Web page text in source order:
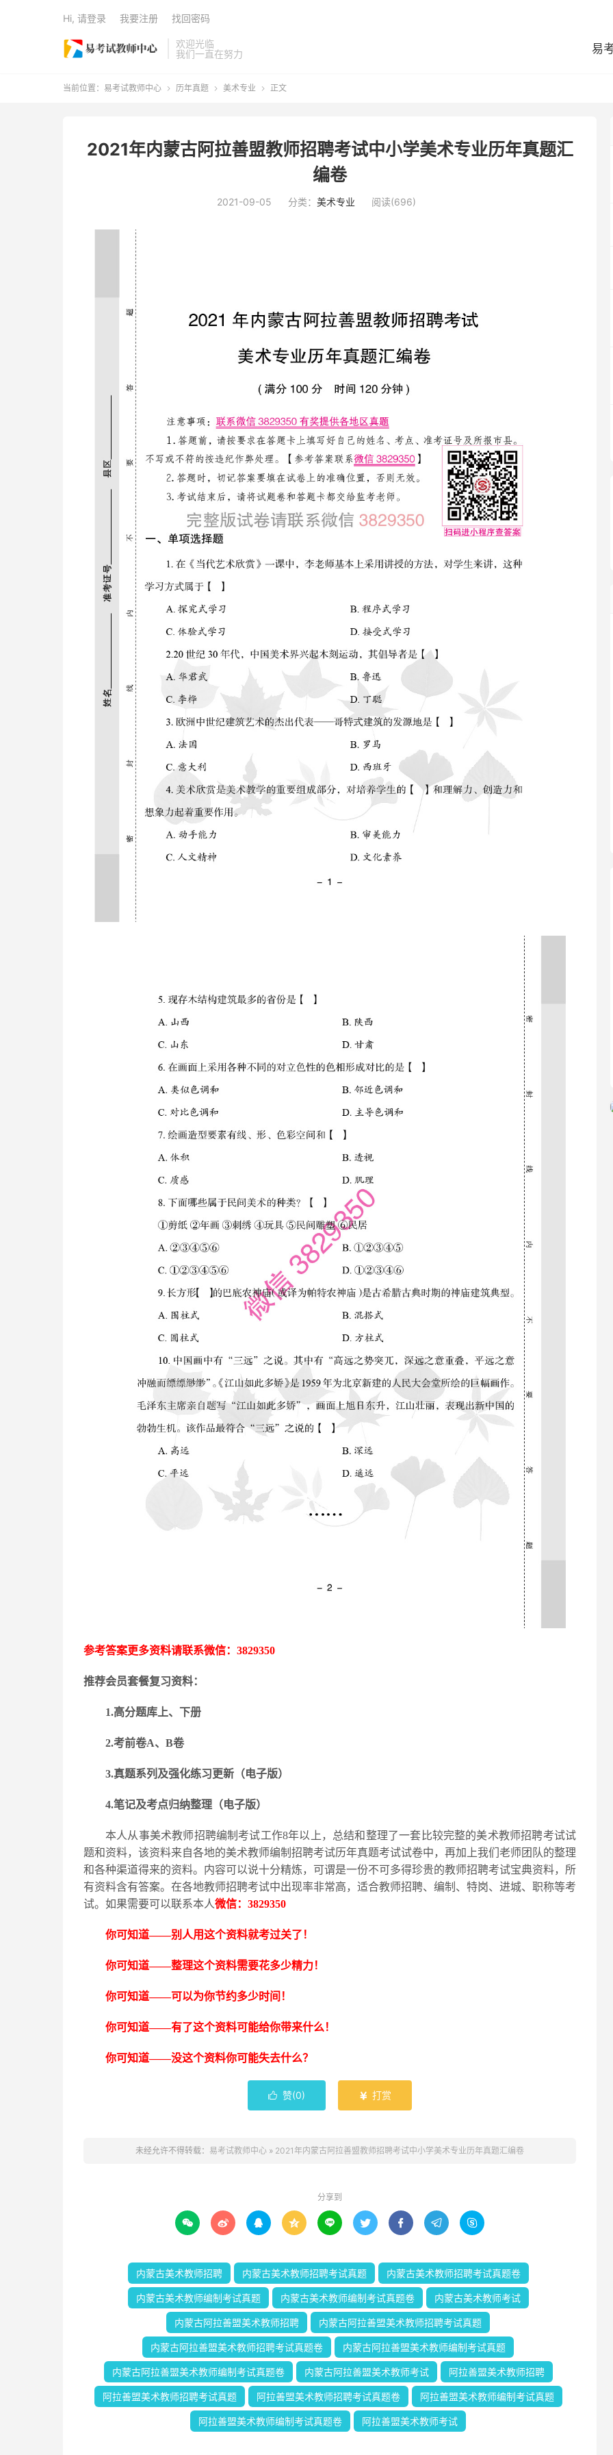
欢迎光临
我们一直在努力
易
Hi, 请登录 我要注册 找回密码
当前位置： 易考试教师中心  历年真题  美术专业  正文
2021年内蒙古阿拉善盟教师招聘考试中小学美术专业历年真题汇
编卷
2021-09-05 分类： 美术专业 阅读(696)
参考答案更多资料请联系微信： 3829350
推荐会员套餐复习资料：
1.高分题库上、下册
2.考前卷A、B卷
3.真题系列及强化练习更新 （电子版）
4.笔记及考点归纳整理（电子版）
本人从事美术教师招聘编制考试工作8年以上，总结和整理了一套比较完整的美术教师招聘考试试
题和资料，该资料来自各地的美术教师编制招聘考试历年真题考试试卷中，再加上我们老师团队的整理
和各种渠道得来的资料。内容可以说十分精炼，可谓是一份不可多得珍贵的教师招聘考试宝典资料，所
有资料含有答案。在各地教师招聘考试中出现率非常高，适合教师招聘、编制、特岗、进城、职称等考
试。如果需要可以联系本人微信： 3829350
你可知道——别人用这个资料就考过关了！
你可知道——整理这个资料需要花多少精力！
你可知道——可以为你节约多少时间！
你可知道——有了这个资料可能给你带来什么！
你可知道——没这个资料你可能失去什么？
 赞(0)  打赏
未经允许不得转载： 易考试教师中心 » 2021年内蒙古阿拉善盟教师招聘考试中小学美术专业历年真题汇编卷
分享到
        
内蒙古美术教师招聘 内蒙古美术教师招聘考试真题 内蒙古美术教师招聘考试真题卷
内蒙古美术教师编制考试真题 内蒙古美术教师编制考试真题卷 内蒙古美术教师考试
内蒙古阿拉善盟美术教师招聘 内蒙古阿拉善盟美术教师招聘考试真题
内蒙古阿拉善盟美术教师招聘考试真题卷 内蒙古阿拉善盟美术教师编制考试真题
内蒙古阿拉善盟美术教师编制考试真题卷 内蒙古阿拉善盟美术教师考试 阿拉善盟美术教师招聘
阿拉善盟美术教师招聘考试真题 阿拉善盟美术教师招聘考试真题卷 阿拉善盟美术教师编制考试真题
阿拉善盟美术教师编制考试真题卷 阿拉善盟美术教师考试